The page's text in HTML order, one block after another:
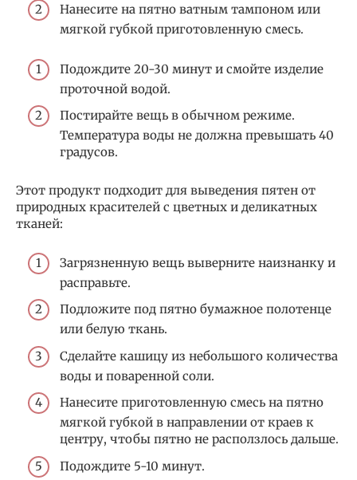
Нанесите на пятно ватным тампоном или
мягкой губкой приготовленную смесь.
Подождите 20-30 минут и смойте изделие
проточной водой.
Постирайте вещь в обычном режиме.
Температура воды не должна превышать 40
градусов.
Этот продукт подходит для выведения пятен от
природных красителей с цветных и деликатных
тканей:
Загрязненную вещь выверните наизнанку и
расправьте.
Подложите под пятно бумажное полотенце
или белую ткань.
Сделайте кашицу из небольшого количества
воды и поваренной соли.
Нанесите приготовленную смесь на пятно
мягкой губкой в направлении от краев к
центру, чтобы пятно не расползлось дальше.
Подождите 5-10 минут.